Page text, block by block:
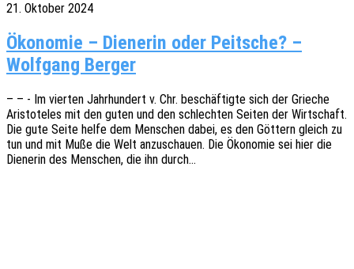
21. Oktober 2024
Ökonomie – Dienerin oder Peitsche? –
Wolfgang Berger
– – - Im vier­ten Jahr­hun­dert v. Chr. beschäf­tig­te sich der Grie­che
Aris­to­te­les mit den guten und den schlech­ten Seiten der Wirt­schaft.
Die gute Seite helfe dem Menschen dabei, es den Göttern gleich zu
tun und mit Muße die Welt anzu­schau­en. Die Ökono­mie sei hier die
Diene­rin des Menschen, die ihn durch…